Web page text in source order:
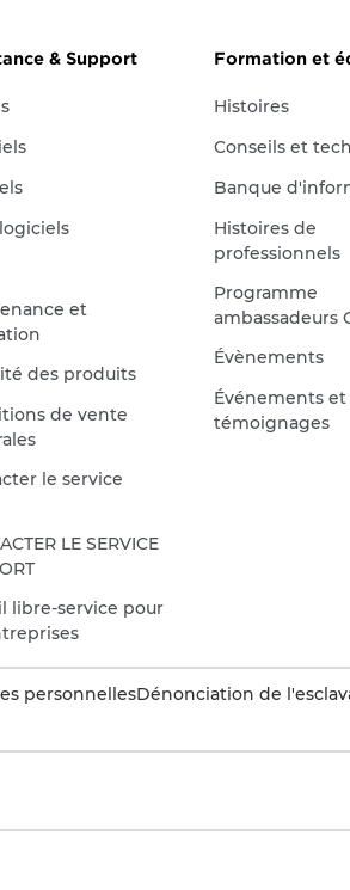
& Support
et
des produits
de vente
le service
LE SERVICE
libre-service pour
Formation et
Histoires
Conseils et
Banque
Histoires de
professionnels
Programme
ambassadeurs
Évènements
Événements et
témoignages
personnellesDénonciation de